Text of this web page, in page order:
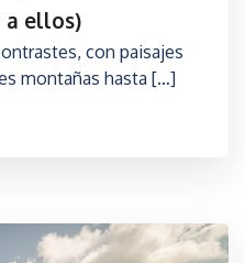
a ellos)
con paisajes
montañas hasta […]